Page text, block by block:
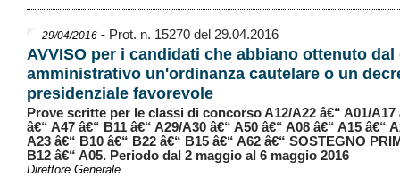
29/04/2016 - Prot. n. 15270 del 29.04.2016
AVVISO per i candidati che abbiano ottenuto
amministrativo un'ordinanza cautelare o un
presidenziale favorevole
Prove scritte per le classi di concorso A12/A22 â€“ A01/A17
â€“ A47 â€“ B11 â€“ A29/A30 â€“ A50 â€“ A08 â€“ A15 â€“
A23 â€“ B10 â€“ B22 â€“ B15 â€“ A62 â€“ SOSTEGNO
B12 â€“ A05. Periodo dal 2 maggio al 6 maggio 2016
Direttore Generale